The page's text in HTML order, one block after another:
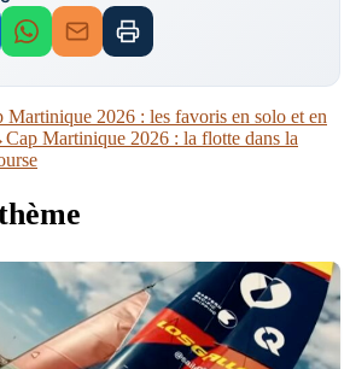
Martinique 2026 : les favoris en solo et en
Cap Martinique 2026 : la flotte dans la